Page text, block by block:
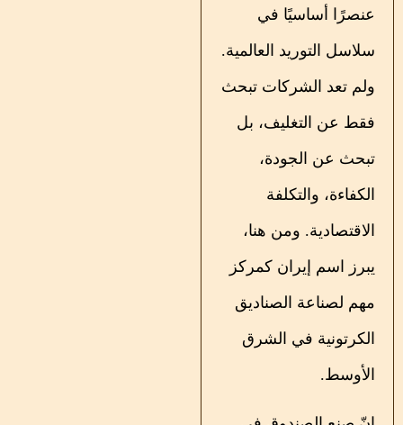
عنصرًا أساسيًا في
سلاسل التوريد العالمية.
ولم تعد الشركات تبحث
فقط عن التغليف، بل
تبحث عن الجودة،
الكفاءة، والتكلفة
الاقتصادية. ومن هنا،
يبرز اسم إيران كمركز
مهم لصناعة الصناديق
الكرتونية في الشرق
الأوسط.